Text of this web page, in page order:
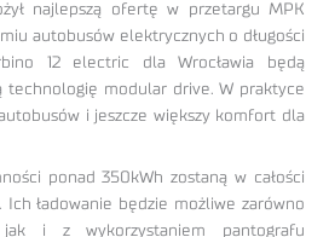
najlepszą ofertę w przetargu MPK
autobusów elektrycznych o długości
12 electric dla Wrocławia będą
technologię modular drive. W praktyce
i jeszcze większy komfort dla
ponad 350kWh zostaną w całości
ładowanie będzie możliwe zarówno
i z wykorzystaniem pantografu